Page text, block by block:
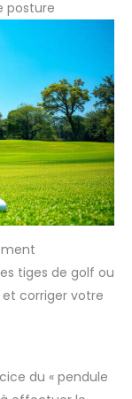
posture
tiges de golf ou
corriger votre
du « pendule